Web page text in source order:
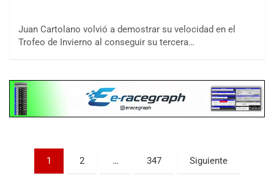
Juan Cartolano volvió a demostrar su velocidad en el
Trofeo de Invierno al conseguir su tercera…
Paginación
1 2 … 347 Siguiente
08/09-AGO
IAME SERIES ARGENTINA 6
KDO - F6
Ciudad de Trenque Lauquen (Asfalto)
Trenque Lauquen (Buenos Aires)
Parque de la Velocidad (Asfalto)
Villaguay (Entre Ríos)